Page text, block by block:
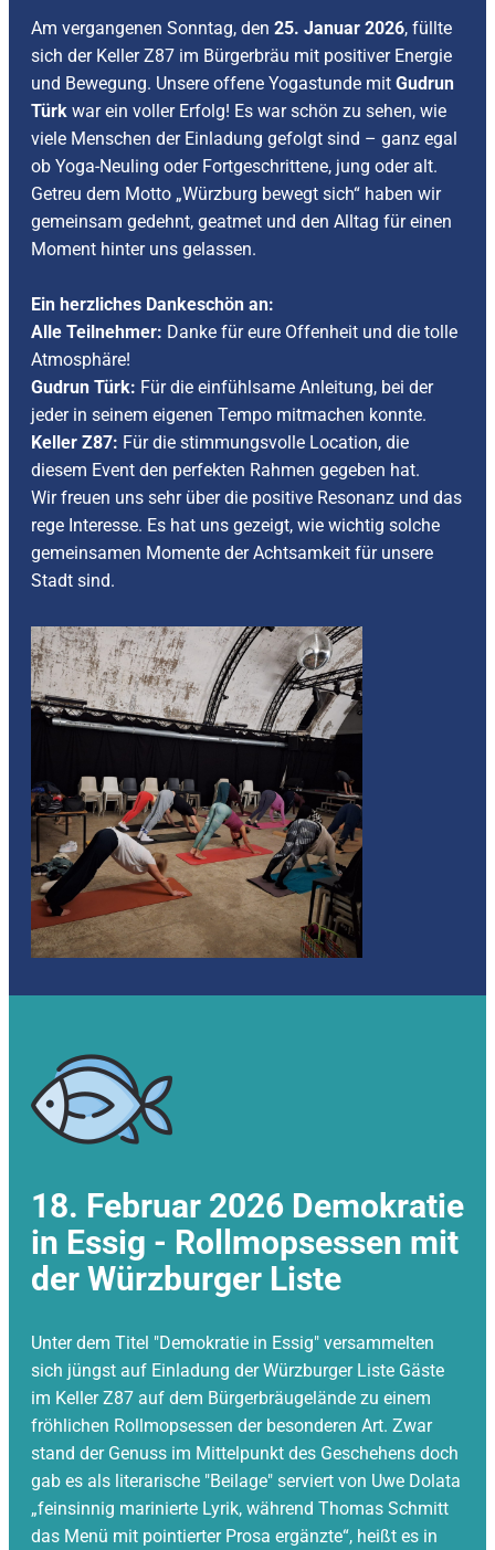
Am vergangenen Sonntag, den 25. Januar 2026, füllte
sich der Keller Z87 im Bürgerbräu mit positiver Energie
und Bewegung. Unsere offene Yogastunde mit Gudrun
Türk war ein voller Erfolg! Es war schön zu sehen, wie
viele Menschen der Einladung gefolgt sind – ganz egal
ob Yoga-Neuling oder Fortgeschrittene, jung oder alt.
Getreu dem Motto „Würzburg bewegt sich“ haben wir
gemeinsam gedehnt, geatmet und den Alltag für einen
Moment hinter uns gelassen.
Ein herzliches Dankeschön an:
Alle Teilnehmer: Danke für eure Offenheit und die tolle
Atmosphäre!
Gudrun Türk: Für die einfühlsame Anleitung, bei der
jeder in seinem eigenen Tempo mitmachen konnte.
Keller Z87: Für die stimmungsvolle Location, die
diesem Event den perfekten Rahmen gegeben hat.
Wir freuen uns sehr über die positive Resonanz und das
rege Interesse. Es hat uns gezeigt, wie wichtig solche
gemeinsamen Momente der Achtsamkeit für unsere
Stadt sind.
18. Februar 2026 ​Demokratie
in Essig - Rollmopsessen mit
der Würzburger Liste
Unter dem Titel "Demokratie in Essig" versammelten
sich jüngst auf Einladung der Würzburger Liste Gäste
im Keller Z87 auf dem Bürgerbräugelände zu einem
fröhlichen Rollmopsessen der besonderen Art. Zwar
stand der Genuss im Mittelpunkt des Geschehens doch
gab es als literarische "Beilage" serviert von Uwe Dolata
„feinsinnig marinierte Lyrik, während Thomas Schmitt
das Menü mit pointierter Prosa ergänzte“, heißt es in